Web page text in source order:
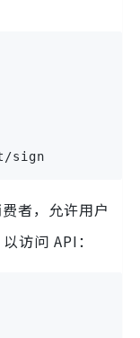
sign
者，允许用户
访问 API：